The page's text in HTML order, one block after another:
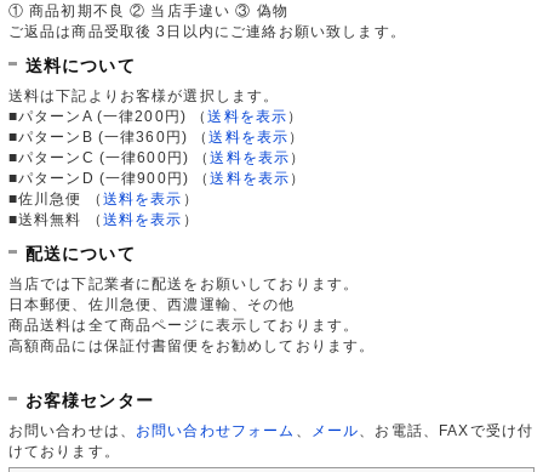
① 商品初期不良 ② 当店手違い ③ 偽物
ご返品は商品受取後 3日以内にご連絡お願い致します。
送料について
送料は下記よりお客様が選択します。
■パターンA (一律200円)
（送料を表示 ）
■パターンB (一律360円)
（送料を表示 ）
■パターンC (一律600円)
（送料を表示 ）
■パターンD (一律900円)
（送料を表示 ）
■佐川急便
（ 送料を表示 ）
■送料無料
（ 送料を表示 ）
配送について
当店では下記業者に配送をお願いしております。
日本郵便、佐川急便、西濃運輸、その他
商品送料は全て商品ページに表示しております。
高額商品には保証付書留便をお勧めしております。
お客様センター
お問い合わせは、 お問い合わせフォーム メール 、お電話、FAXで受け付
けております。